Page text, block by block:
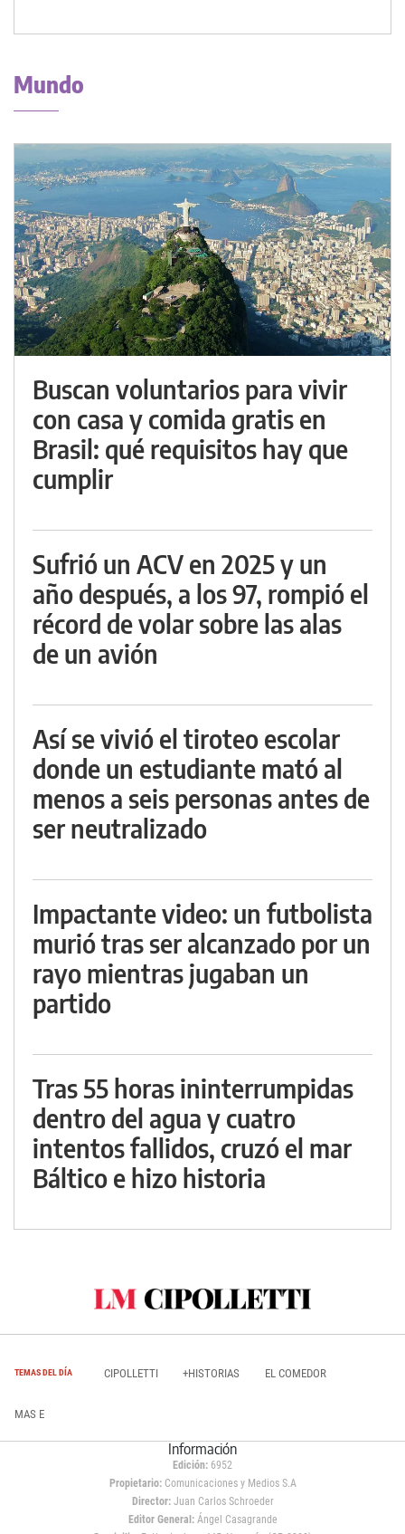
Mundo
Buscan voluntarios para vivir
con casa y comida gratis en
Brasil: qué requisitos hay que
cumplir
Sufrió un ACV en 2025 y un
año después, a los 97, rompió el
récord de volar sobre las alas
de un avión
Así se vivió el tiroteo escolar
donde un estudiante mató al
menos a seis personas antes de
ser neutralizado
Impactante video: un futbolista
murió tras ser alcanzado por un
rayo mientras jugaban un
partido
Tras 55 horas ininterrumpidas
dentro del agua y cuatro
intentos fallidos, cruzó el mar
Báltico e hizo historia
TEMAS DEL DÍA CIPOLLETTI +HISTORIAS EL COMEDOR
MAS E
Información
Edición: 6952
Propietario:Comunicaciones y Medios S.A
Director: Juan Carlos Schroeder
Editor General:Ángel Casagrande